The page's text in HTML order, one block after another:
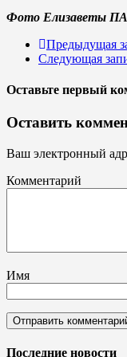
Фото Елизаветы
Предыдущая
Следующая
Оставьте первый
Оставить
Ваш электронный
Комментарий
Имя
Последние новости